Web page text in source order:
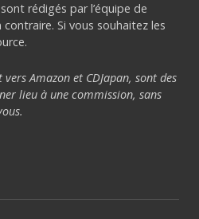
rédigés par l’équipe de
Si vous souhaitez les
Amazon et CDJapan, sont des
lieu à une commission, sans